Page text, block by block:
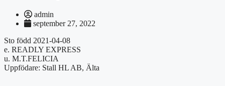
admin
september 27, 2022
Sto född 2021-04-08
e. READLY EXPRESS
u. M.T.FELICIA
Uppfödare: Stall HL AB, Älta